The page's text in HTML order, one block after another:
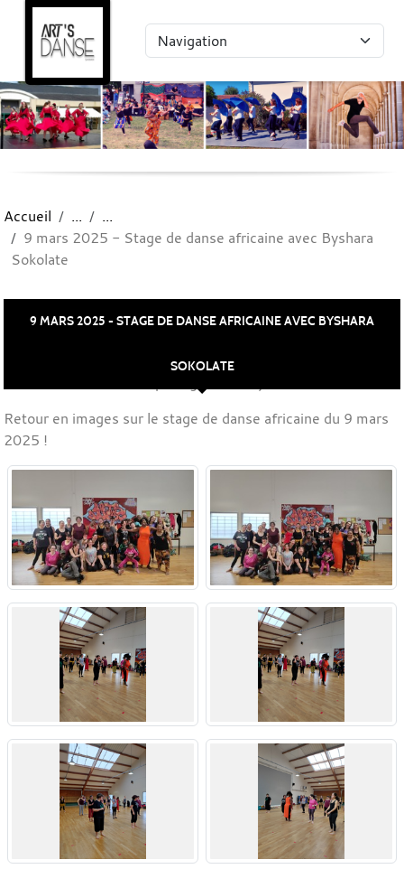
Accueil
9 mars 2025 - Stage de danse africaine avec Byshara
Sokolate
9 MARS 2025 - STAGE DE DANSE AFRICAINE AVEC BYSHARA
SOKOLATE
Retour en images sur le stage de danse africaine du 9 mars
2025 !
Panneau de gestion des cookies